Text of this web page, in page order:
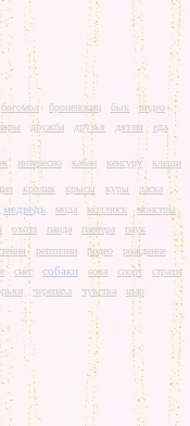
богомол броненосиц бык
видео
дружба друзья дятлы еда
интересно кабан кенгуру клещи
кролик крысы куры
ласка
медведь мода моллюск
монстры
охота панда пантера
паук
рептилии родео
рождение
снег собаки сова спорт
страхи
черепаха чувства
шар